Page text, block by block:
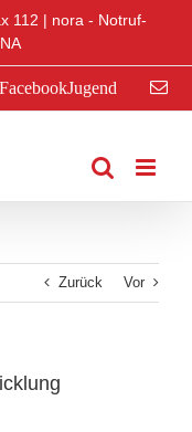
112 | nora - Notruf-
E-
Zurück Vor